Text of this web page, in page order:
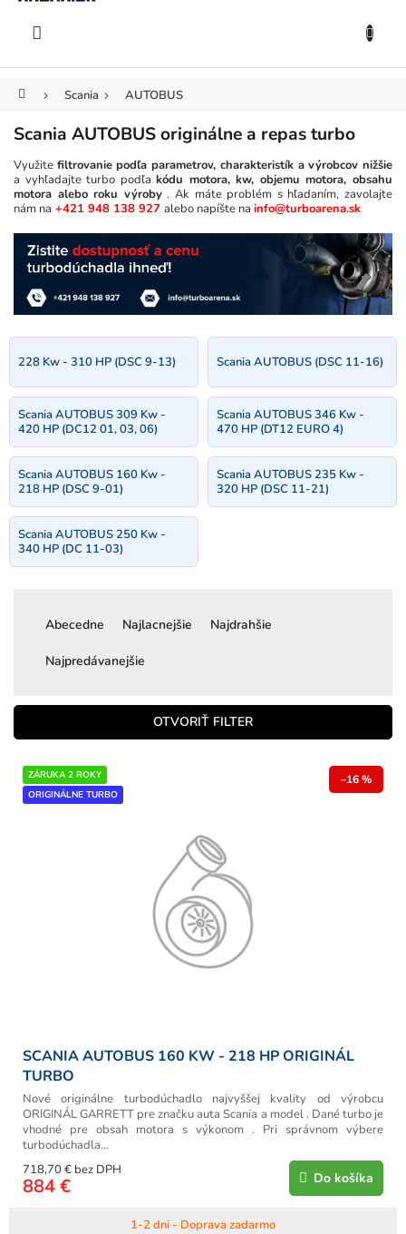
Prejsť
obsah
DomovScania AUTOBUS
Scania AUTOBUS originálne a repas turbo
Využite filtrovanie podľa parametrov, charakteristík a výrobcov nižšie
a vyhľadajte turbo podľakódu motora, kw, objemu motora, obsahu
motora alebo roku výroby. Ak máte problém s hľadaním, zavolajte
nám na +421 948 138 927 alebo napíšte na info@turboarena.sk
228 Kw - 310 HP (DSC 9-13) Scania AUTOBUS (DSC 11-16)
Scania AUTOBUS 309 Kw -
420 HP (DC12 01, 03, 06)
Scania AUTOBUS 346 Kw -
470 HP (DT12 EURO 4)
Scania AUTOBUS 160 Kw -
218 HP (DSC 9-01)
Scania AUTOBUS 235 Kw -
320 HP (DSC 11-21)
Scania AUTOBUS 250 Kw -
340 HP (DC 11-03)
i
p
r
o
d
Abecedne Najlacnejšie Najdrahšie
Najpredávanejšie
OTVORIŤ FILTER
V
p
ZÁRUKA 2 ROKY
ORIGINÁLNE TURBO
–16 %
SCANIA AUTOBUS 160 KW - 218 HP ORIGINÁL
TURBO
1-2 dni - Doprava zadarmo
718,70 € bez DPH
884 € Do košíka
Nové originálne turbodúchadlo najvyššej kvality od výrobcu
ORIGINÁL GARRETT pre značku auta Scania a model . Dané turbo je
vhodné pre obsah motora s výkonom . Pri správnom výbere
turbodúchadla...